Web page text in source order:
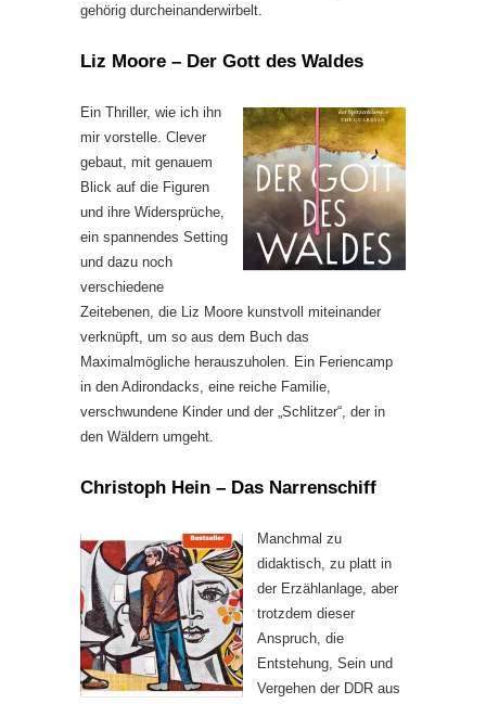
gehörig durcheinanderwirbelt.
Liz Moore – Der Gott des Waldes
Ein Thriller, wie ich ihn
mir vorstelle. Clever
gebaut, mit genauem
Blick auf die Figuren
und ihre Widersprüche,
ein spannendes Setting
und dazu noch
verschiedene
Zeitebenen, die Liz Moore kunstvoll miteinander
verknüpft, um so aus dem Buch das
Maximalmögliche herauszuholen. Ein Feriencamp
in den Adirondacks, eine reiche Familie,
verschwundene Kinder und der „Schlitzer“, der in
den Wäldern umgeht.
Christoph Hein – Das Narrenschiff
Manchmal zu
didaktisch, zu platt in
der Erzählanlage, aber
trotzdem dieser
Anspruch, die
Entstehung, Sein und
Vergehen der DDR aus